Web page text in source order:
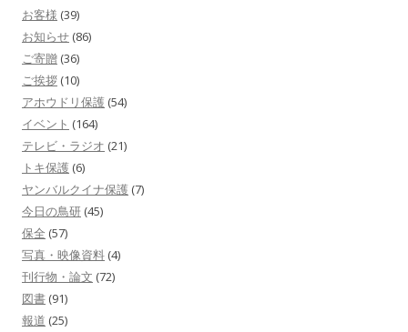
お客様 (39)
お知らせ (86)
ご寄贈 (36)
ご挨拶 (10)
アホウドリ保護 (54)
イベント (164)
テレビ・ラジオ (21)
トキ保護 (6)
ヤンバルクイナ保護 (7)
今日の鳥研 (45)
保全 (57)
写真・映像資料 (4)
刊行物・論文 (72)
図書 (91)
報道 (25)